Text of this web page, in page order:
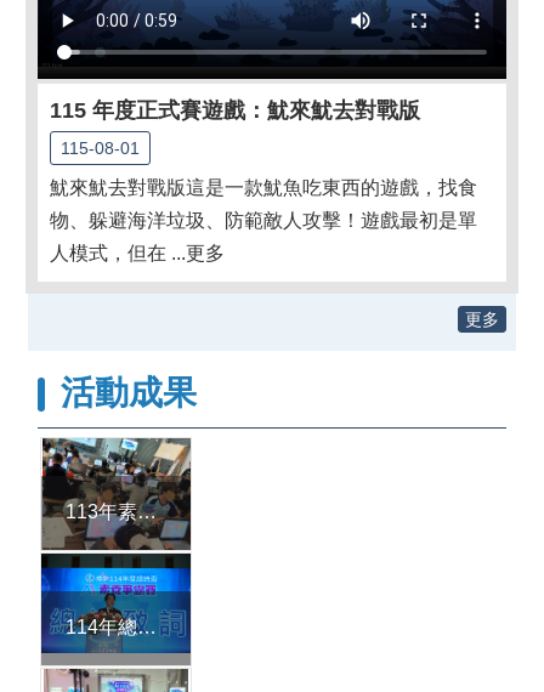
115 年度正式賽遊戲：魷來魷去對戰版
115-08-01
魷來魷去對戰版這是一款魷魚吃東西的遊戲，找食
物、躲避海洋垃圾、防範敵人攻擊！遊戲最初是單
人模式，但在 ...更多
更多
活動成果
113年素養盃AI競賽活動照片2
114年總統盃AI素養爭霸賽活動花絮